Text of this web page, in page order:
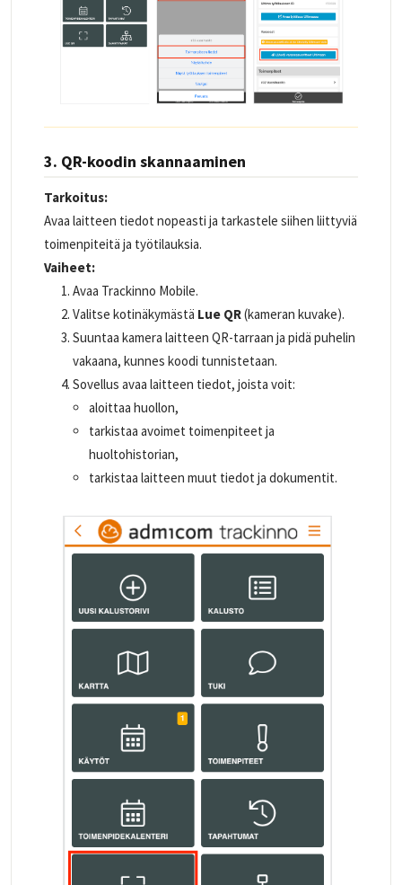
3. QR-koodin skannaaminen
Tarkoitus:
Avaa laitteen tiedot nopeasti ja tarkastele siihen liittyviä
toimenpiteitä ja työtilauksia.
Vaiheet:
Avaa Trackinno Mobile.
Valitse kotinäkymästä Lue QR(kameran kuvake).
Suuntaa kamera laitteen QR-tarraan ja pidä puhelin
vakaana, kunnes koodi tunnistetaan.
Sovellus avaa laitteen tiedot, joista voit:
aloittaa huollon,
tarkistaa avoimet toimenpiteet ja
huoltohistorian,
tarkistaa laitteen muut tiedot ja dokumentit.